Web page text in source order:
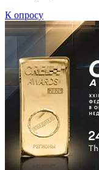
К опросу